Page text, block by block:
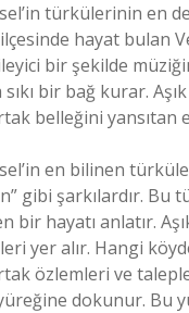
türkülerinin en
hayat bulan
bir şekilde
sıkı bir bağ kurar.
belleğini
en bilinen
gibi şarkılardır. Bu
bir hayatı anlatır.
yer alır. Hangi
özlemleri ve
dokunur. Bu